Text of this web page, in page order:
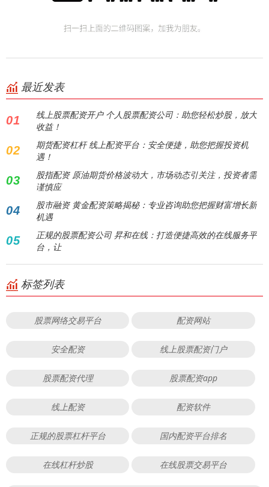
最近发表
01
线上股票配资开户 个人股票配资公司：助您轻松炒股，放大
收益！
02
期货配资杠杆 线上配资平台：安全便捷，助您把握投资机
遇！
03
股指配资 原油期货价格波动大，市场动态引关注，投资者需
谨慎应
04
股市融资 黄金配资策略揭秘：专业咨询助您把握财富增长新
机遇
05
正规的股票配资公司 昇和在线：打造便捷高效的在线服务平
台，让
标签列表
股票网络交易平台 配资网站
安全配资 线上股票配资门户
股票配资代理 股票配资app
线上配资 配资软件
正规的股票杠杆平台 国内配资平台排名
在线杠杆炒股 在线股票交易平台